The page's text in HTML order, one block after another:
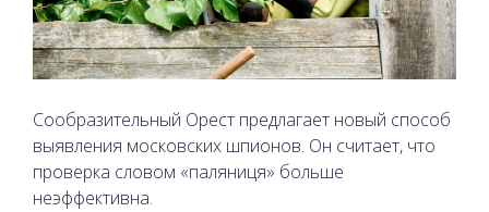
Сообразительный Орест предлагает новый способ
выявления московских шпионов. Он считает, что
проверка словом «паляниця» больше
неэффективна.